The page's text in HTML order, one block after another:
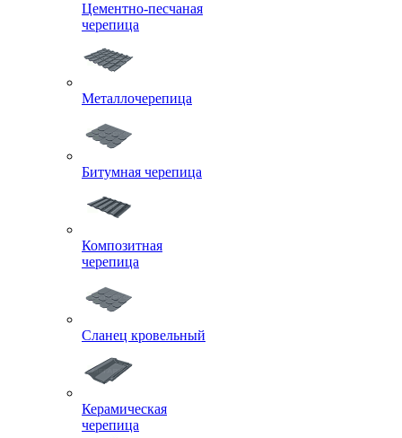
Цементно-песчаная
черепица
Металлочерепица
Битумная черепица
Композитная
черепица
Сланец кровельный
Керамическая
черепица